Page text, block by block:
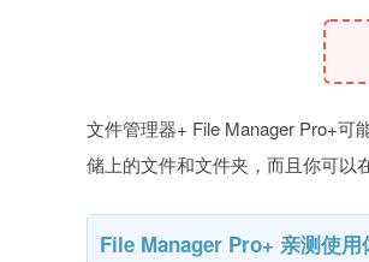
文件管理器+ File Manager Pro+可
储上的文件和文件夹，而且你可以
File Manager Pro+ 亲测使用